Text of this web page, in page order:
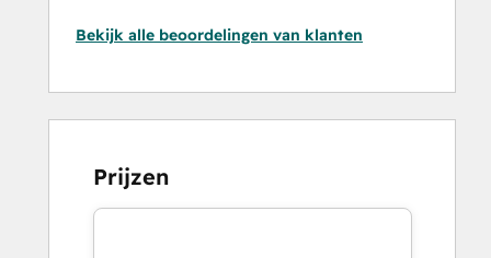
Bekijk alle beoordelingen van klanten
Prijzen